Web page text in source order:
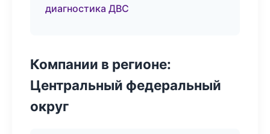
диагностика ДВС
Компании в регионе:
Центральный федеральный
округ